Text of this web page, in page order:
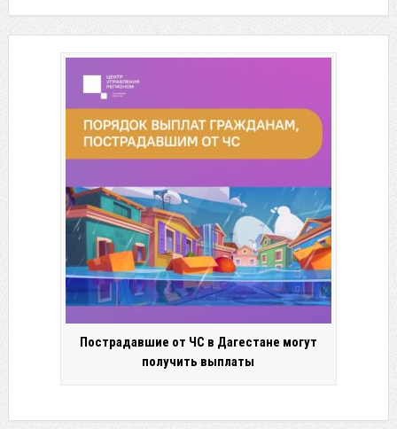
Пострадавшие от ЧС в Дагестане могут
получить выплаты